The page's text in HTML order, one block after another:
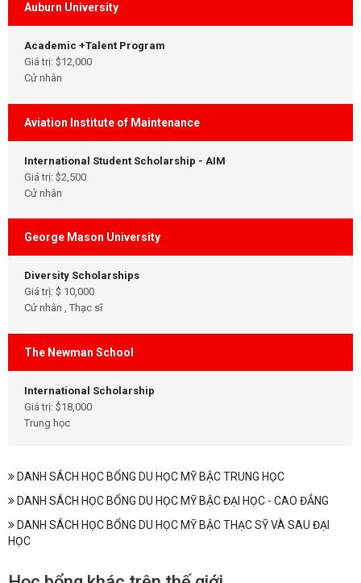
Auburn University
Academic +Talent Program
Giá trị: $12,000
Cử nhân
Aviation Institute of Maintenance
International Student Scholarship - AIM
Giá trị: $2,500
Cử nhân
George Mason University
Diversity Scholarships
Giá trị: $ 10,000
Cử nhân , Thạc sĩ
The Newman School
International Scholarship
Giá trị: $18,000
Trung học
DANH SÁCH HỌC BỔNG DU HỌC MỸ BẬC TRUNG HỌC
DANH SÁCH HỌC BỔNG DU HỌC MỸ BẬC ĐẠI HỌC - CAO ĐẲNG
DANH SÁCH HỌC BỔNG DU HỌC MỸ BẬC THẠC SỸ VÀ SAU ĐẠI
HỌC